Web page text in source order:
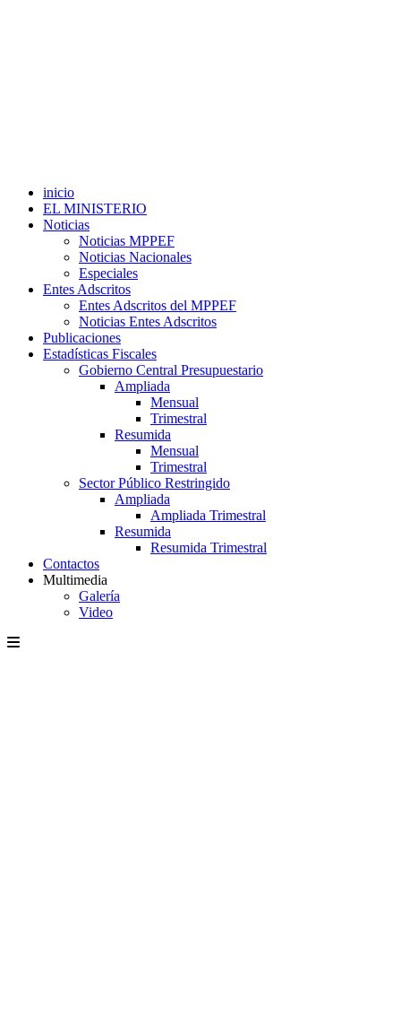
inicio
EL MINISTERIO
Noticias
Noticias MPPEF
Noticias Nacionales
Especiales
Entes Adscritos
Entes Adscritos del MPPEF
Noticias Entes Adscritos
Publicaciones
Estadísticas Fiscales
Gobierno Central Presupuestario
Ampliada
Mensual
Trimestral
Resumida
Mensual
Trimestral
Sector Público Restringido
Ampliada
Ampliada Trimestral
Resumida
Resumida Trimestral
Contactos
Multimedia
Galería
Video